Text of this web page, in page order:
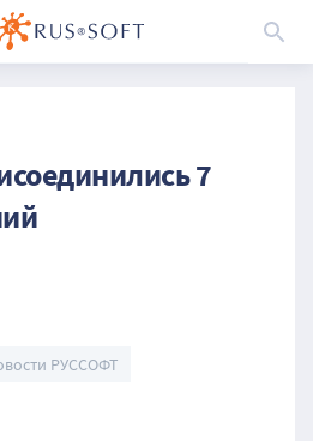
7
РУССОФТ